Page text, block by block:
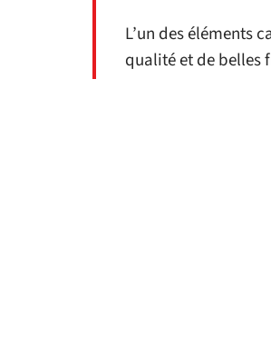
L’un des éléments
qualité et de belles